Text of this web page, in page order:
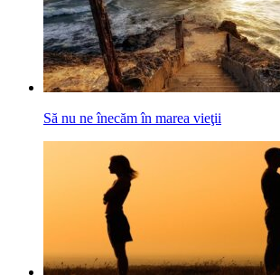
Să nu ne înecăm în marea vieţii